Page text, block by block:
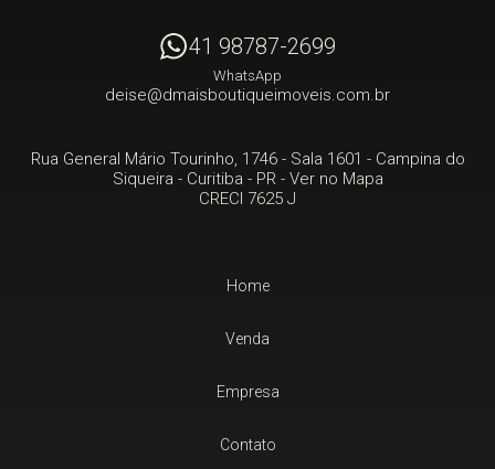
41 98787-2699
WhatsApp
deise@dmaisboutiqueimoveis.com.br
Rua General Mário Tourinho, 1746 - Sala 1601 - Campina do
Siqueira - Curitiba - PR- Ver no Mapa
CRECI 7625 J
Home
Venda
Empresa
Contato